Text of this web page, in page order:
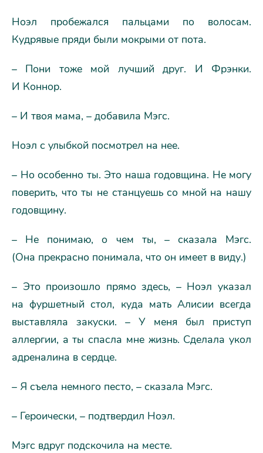
Ноэл пробежался пальцами по волосам.
Кудрявые пряди были мокрыми от пота.
– Пони тоже мой лучший друг. И Фрэнки.
И Коннор.
– И твоя мама, – добавила Мэгс.
Ноэл с улыбкой посмотрел на нее.
– Но особенно ты. Это наша годовщина. Не могу
поверить, что ты не станцуешь со мной на нашу
годовщину.
– Не понимаю, о чем ты, – сказала Мэгс.
(Она прекрасно понимала, что он имеет в виду.)
– Это произошло прямо здесь, – Ноэл указал
на фуршетный стол, куда мать Алисии всегда
выставляла закуски. – У меня был приступ
аллергии, а ты спасла мне жизнь. Сделала укол
адреналина в сердце.
– Я съела немного песто, – сказала Мэгс.
– Героически, – подтвердил Ноэл.
Мэгс вдруг подскочила на месте.